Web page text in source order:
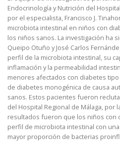
Endocrinología y Nutrición del
por el especialista, Francisco J.
microbiota intestinal en niños con
los niños sanos. La investigación ha
Queipo Otuño y José Carlos
perfil de la microbiota intestinal, su
inflamación y la permeabilidad
menores afectados con diabetes tipo
de diabetes monogénica de causa
sanos. Estos pacientes fueron
del Hospital Regional de Málaga, por
resultados fueron que los niños con
perfil de microbiota intestinal con
mayor proporción de bacterias